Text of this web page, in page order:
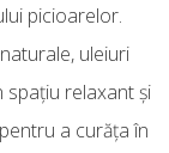
picioarelor.
uleiuri
spațiu relaxant și
a curăța în